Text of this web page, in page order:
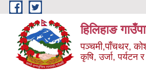
Skip to main content
हिलिहाङ
पञ्चमी,पाँचथर,
कृषि, उर्जा, पर्यटन र